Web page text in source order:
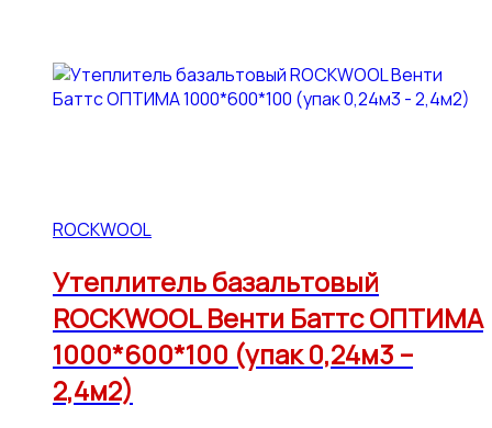
ROCKWOOL
Утеплитель базальтовый
ROCKWOOL Венти Баттс ОПТИМА
1000*600*100 (упак 0,24м3 –
2,4м2)